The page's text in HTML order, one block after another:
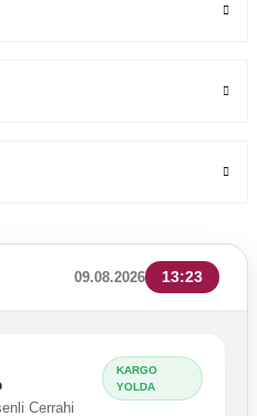
09.08.2026 13:23
Cerrahi
KARGO
YOLDA